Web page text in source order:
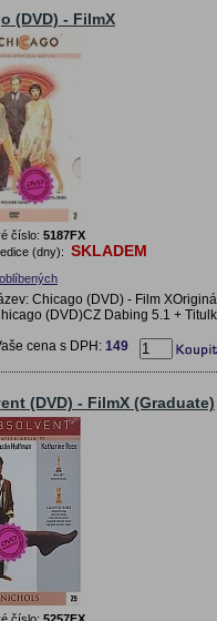
(DVD) - FilmX
číslo: 5187FX
(dny): SKLADEM
Chicago (DVD) - Film
(DVD)CZ Dabing 5.1 +
cena s DPH: 149
(DVD) - FilmX (Graduate)